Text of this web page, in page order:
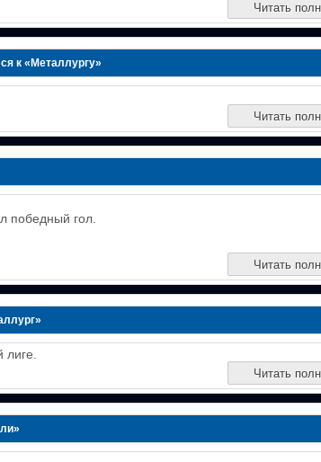
Читать
к «Металлургу»
Читать
победный гол.
Читать
лиге.
Читать